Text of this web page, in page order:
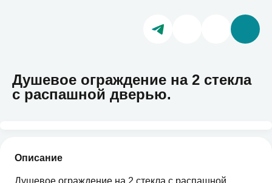
Душевое ограждение на 2 стекла
с распашной дверью.
Описание
Душевое ограждение на 2 стекла с распашной